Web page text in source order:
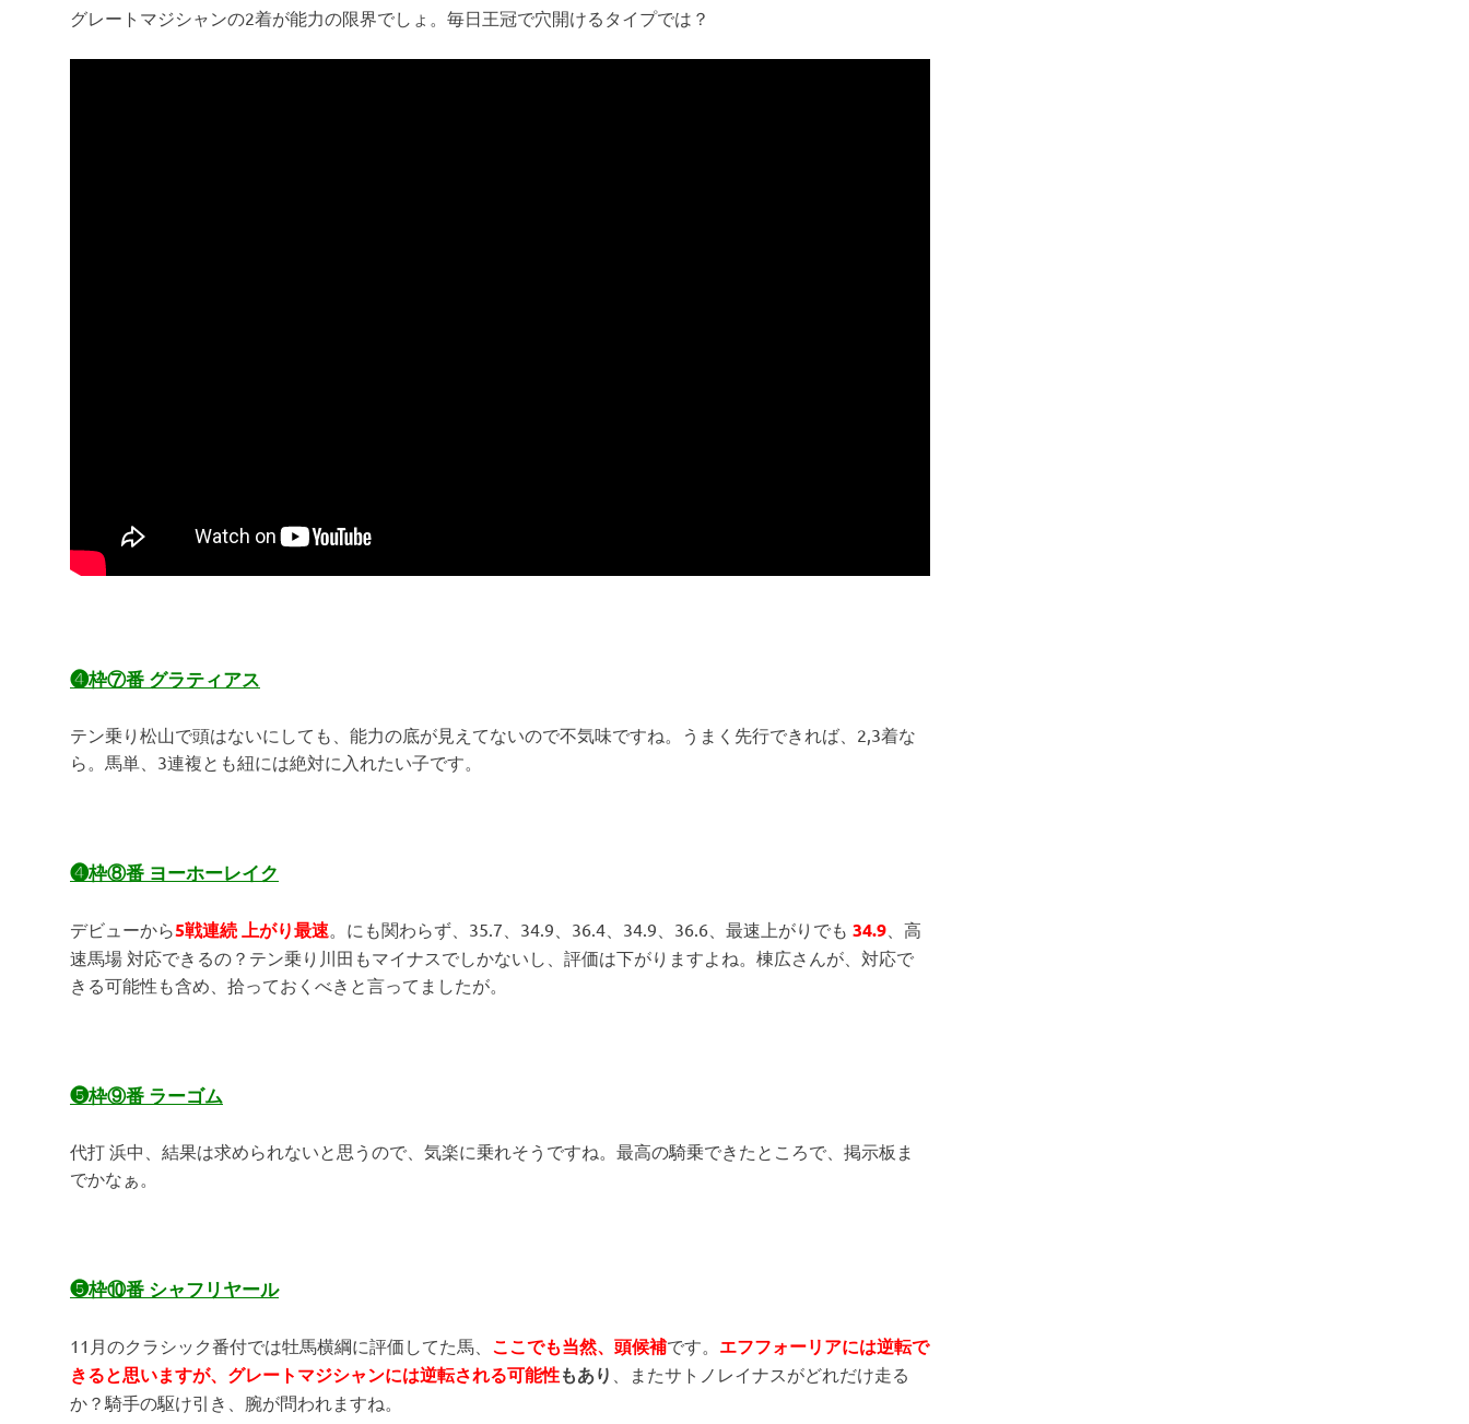
グレートマジシャンの2着が能力の限界でしょ。毎日王冠で穴開けるタイプでは？
❹枠⑦番 グラティアス
テン乗り松山で頭はないにしても、能力の底が見えてないので不気味ですね。うまく先行できれば、2,3着な
ら。馬単、3連複とも紐には絶対に入れたい子です。
❹枠⑧番 ヨーホーレイク
デビューから5戦連続 上がり最速 。にも関わらず、35.7、34.9、36.4、34.9、36.6、最速上がりでも 34.9 、高
速馬場 対応できるの？テン乗り川田もマイナスでしかないし、評価は下がりますよね。棟広さんが、対応で
きる可能性も含め、拾っておくべきと言ってましたが。
❺枠⑨番 ラーゴム
代打 浜中、結果は求められないと思うので、気楽に乗れそうですね。最高の騎乗できたところで、掲示板ま
でかなぁ。
❺枠⑩番 シャフリヤール
11月のクラシック番付では牡馬横綱に評価してた馬、 ここでも当然、頭候補です。 エフフォーリアには逆転で
きると思いますが、グレートマジシャンには逆転される可能性もあり
、またサトノレイナスがどれだけ走る
か？騎手の駆け引き、腕が問われますね。